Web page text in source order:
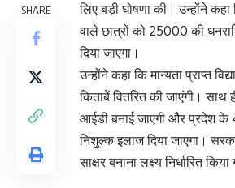
SHARE
लिए बड़ी घोषणा की। उन्होंने कहा
वाले छात्रों को 25000 की
दिया जाएगा।
उन्होंने कहा कि मान्यता प्राप्त
किताबें वितरित की जाएंगी। साथ
आईडी बनाई जाएगी और प्रदेश
निशुल्क इलाज दिया जाएगा।
साक्षर बनाना लक्ष्य निर्धारित